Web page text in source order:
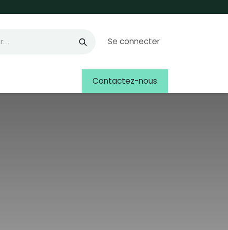
Se connecter
Contactez-nous